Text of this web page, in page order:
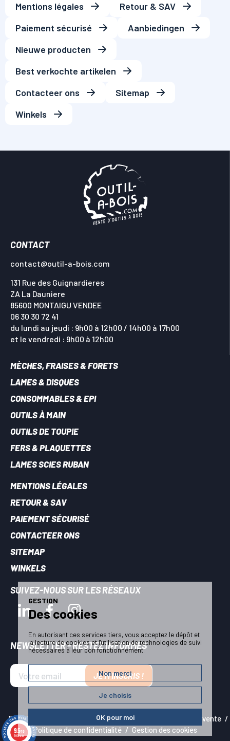
Mentions légales
Retour & SAV
Paiement sécurisé
Aanbiedingen
Nieuwe producten
Best verkochte artikelen
Contacteer ons
Sitemap
Winkels
CONTACT
contact@outil-a-bois.com
131 Rue des Guignardieres
ZA La Dauniere
85600 MONTAIGU VENDEE
06 30 30 72 41
du lundi au jeudi : 9h00 à 12h00 / 14h00 à 17h00
et le vendredi : 9h00 à 12h00
MÈCHES, FRAISES & FORETS
LAMES & DISQUES
CONSOMMABLES & EPI
OUTILS À MAIN
OUTILS DE TOUPIE
FERS & PLAQUETTES
LAMES SCIES RUBAN
MENTIONS LÉGALES
RETOUR & SAV
PAIEMENT SÉCURISÉ
CONTACTEER ONS
SITEMAP
WINKELS
SUIVEZ-NOUS SUR LES RÉSEAUX
NEWSLETTER - RESTEZ INFORMÉS
JE M'INSCRIS !
Plan du site Mentions légales
Conditions générales de vente
Politique de confidentialité
Gestion des cookies
9.5/10
5909 avis
GESTION
Des cookies
En autorisant ces services tiers, vous acceptez le dépôt et
la lecture de cookies et l'utilisation de technologies de suivi
nécessaires à leur bon fonctionnement.
Non merci
Je choisis
OK pour moi